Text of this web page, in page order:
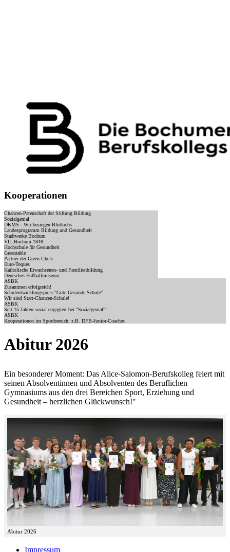
Kooperationen
Chancen-Patenschaft der Stiftung Bildung
Sozialgenial
DKMS - Wir besiegen Blutkrebs
Landesprogramm Bildung und Gesundheit
Stadtwerke Bochum
VfL Bochum 1848
Hochschule für Gesundheit
Greentable
Partner der Green Chefs
Euro-Toques
Katholische Erwachsenen- und Familienbildung
Deutsches Fußballmuseum
ASBK
Zusammen erfolgreich!
Schulentwicklungspreis "Gute Gesunde Schule"
Wir sind Start-Chancen-Schule!
ASBK
Seit 15 Jahren sozial engagiert bei "Sozialgenial"!
ASBK
Kooperationen im Sportbereich: z.B. DFB-Junior-Coaches
Abitur 2026
Ein besonderer Moment: Das Alice-Salomon-Berufskolleg feiert mit
seinen Absolventinnen und Absolventen des Beruflichen
Gymnasiums aus den drei Bereichen Sport, Erziehung und
Gesundheit – herzlichen Glückwunsch!"
Abitur 2026
Impressum